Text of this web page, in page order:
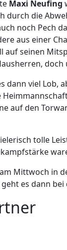
Maxi Neufing
durch die
noch Pech
aus einer
auf seinen
dann viel Lob,
auf den
tolle
Mittwoch in
es dann